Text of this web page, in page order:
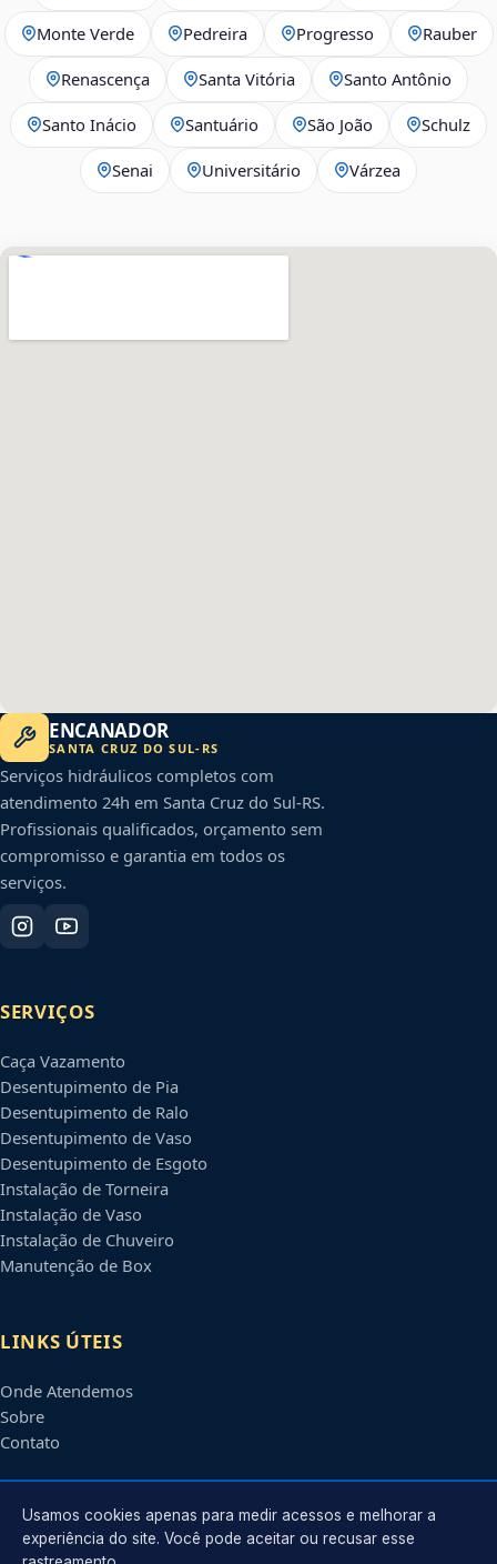
Monte Verde Pedreira Progresso Rauber
Renascença Santa Vitória Santo Antônio
Santo Inácio Santuário São João Schulz
Senai Universitário Várzea
ENCANADOR
SANTA CRUZ DO SUL- RS
Serviços hidráulicos completos com
atendimento 24h em Santa Cruz do Sul-RS.
Profissionais qualificados, orçamento sem
compromisso e garantia em todos os
serviços.
SERVIÇOS
Caça Vazamento
Desentupimento de Pia
Desentupimento de Ralo
Desentupimento de Vaso
Desentupimento de Esgoto
Instalação de Torneira
Instalação de Vaso
Instalação de Chuveiro
Manutenção de Box
LINKS ÚTEIS
Onde Atendemos
Sobre
Contato
CONTATO
Usamos cookies apenas para medir acessos e melhorar a
experiência do site. Você pode aceitar ou recusar esse